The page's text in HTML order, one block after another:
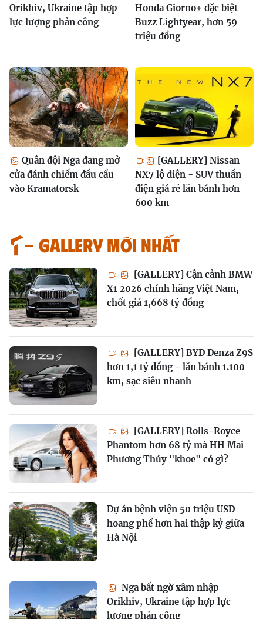
Orikhiv, Ukraine tập hợp
lực lượng phản công
Honda Giorno+ đặc biệt
Buzz Lightyear, hơn 59
triệu đồng
Quân đội Nga đang mở
cửa đánh chiếm đầu cầu
vào Kramatorsk
[GALLERY] Nissan
NX7 lộ diện - SUV thuần
điện giá rẻ lăn bánh hơn
600 km
GALLERY MỚI NHẤT
[GALLERY] Cận cảnh BMW
X1 2026 chính hãng Việt Nam,
chốt giá 1,668 tỷ đồng
[GALLERY] BYD Denza Z9S
hơn 1,1 tỷ đồng - lăn bánh 1.100
km, sạc siêu nhanh
[GALLERY] Rolls-Royce
Phantom hơn 68 tỷ mà HH Mai
Phương Thúy "khoe" có gì?
Dự án bệnh viện 50 triệu USD
hoang phế hơn hai thập kỷ giữa
Hà Nội
Nga bất ngờ xâm nhập
Orikhiv, Ukraine tập hợp lực
lượng phản công